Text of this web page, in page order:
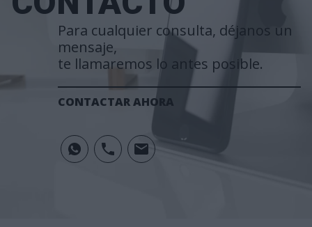
Para cualquier consulta, déjanos un
mensaje,
te llamaremos lo antes posible.
CONTACTAR AHORA